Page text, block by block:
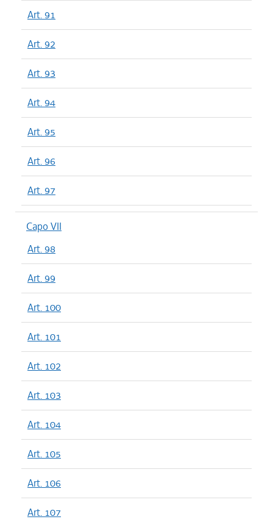
Art. 91
Art. 92
Art. 93
Art. 94
Art. 95
Art. 96
Art. 97
Capo VII
Art. 98
Art. 99
Art. 100
Art. 101
Art. 102
Art. 103
Art. 104
Art. 105
Art. 106
Art. 107